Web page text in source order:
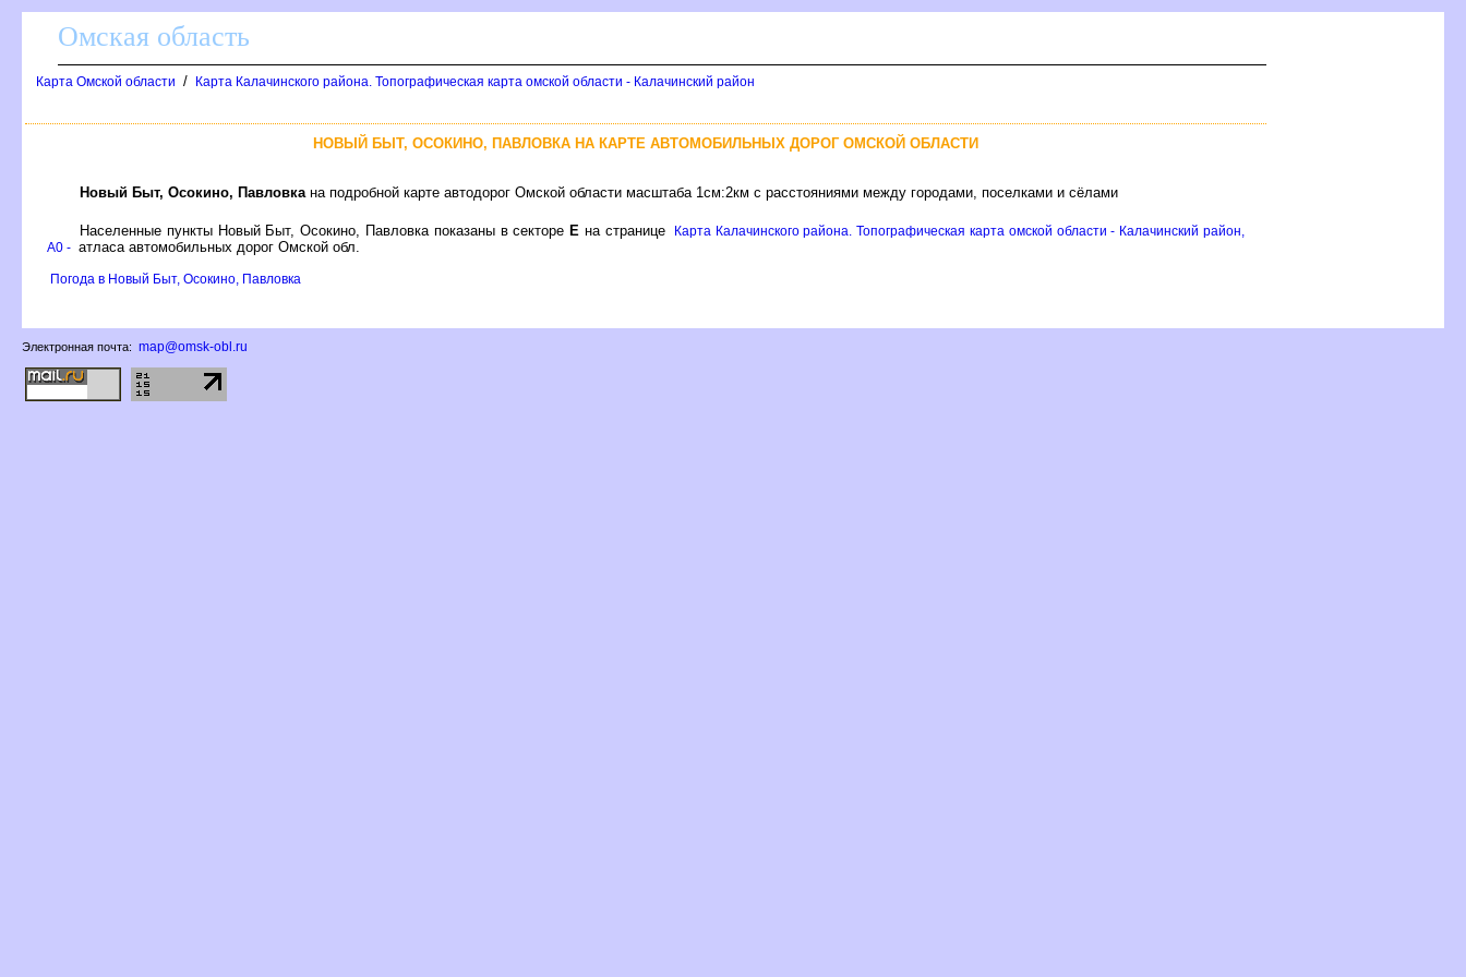
Омская область
Карта Омской области / Карта Калачинского района. Топографическая карта омской области - Калачинский район
НОВЫЙ БЫТ, ОСОКИНО, ПАВЛОВКА НА КАРТЕ АВТОМОБИЛЬНЫХ ДОРОГ ОМСКОЙ ОБЛАСТИ
Новый Быт, Осокино, Павловка на подробной карте автодорог Омской области масштаба 1см:2км с расстояниями между городами, поселками и сёлами
Населенные пункты Новый Быт, Осокино, Павловка показаны в сектореЕ на странице
Карта Калачинского района. Топографическая карта омской области - Калачинский район,
A0 - атласа автомобильных дорог Омской обл.
Погода в Новый Быт, Осокино, Павловка
Электронная почта: map@omsk-obl.ru